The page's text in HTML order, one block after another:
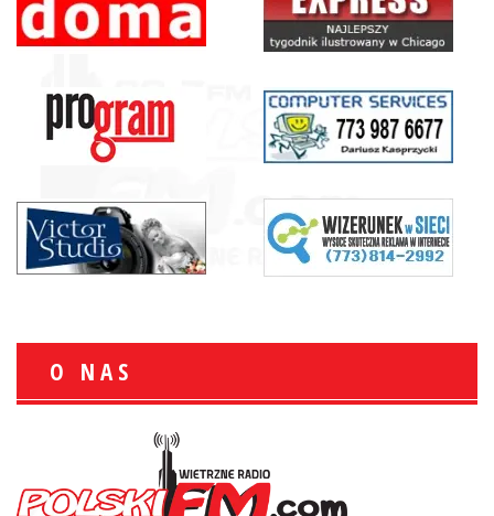
O NAS